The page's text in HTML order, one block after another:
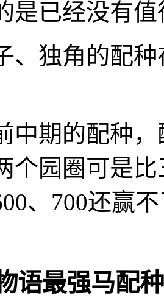
是已经没有
、独角的配
中期的配种
个园圈可是
、700还赢
语最强马配